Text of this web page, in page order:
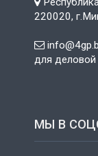
220020,
для деловой
МЫ В